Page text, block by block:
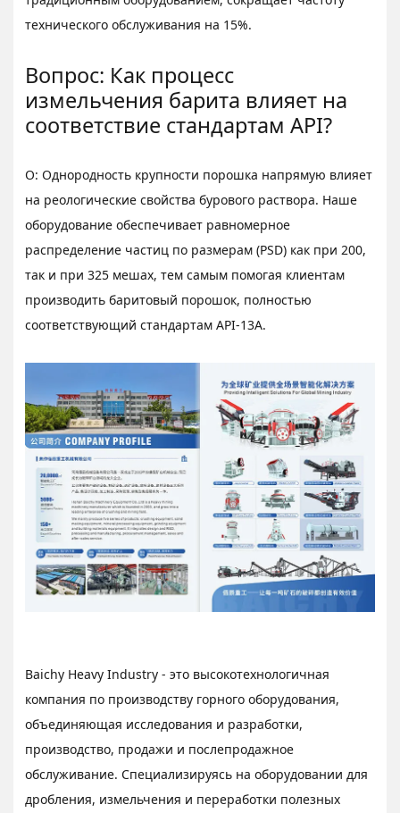
технического обслуживания на 15%.
Вопрос: Как процесс
измельчения барита влияет на
соответствие стандартам API?
О: Однородность крупности порошка напрямую влияет
на реологические свойства бурового раствора. Наше
оборудование обеспечивает равномерное
распределение частиц по размерам (PSD) как при 200,
так и при 325 мешах, тем самым помогая клиентам
производить баритовый порошок, полностью
соответствующий стандартам API-13A.
Baichy Heavy Industry - это высокотехнологичная
компания по производству горного оборудования,
объединяющая исследования и разработки,
производство, продажи и послепродажное
обслуживание. Специализируясь на оборудовании для
дробления, измельчения и переработки полезных